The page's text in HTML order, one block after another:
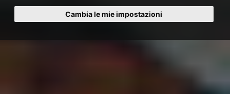
Cambia le mie impostazioni